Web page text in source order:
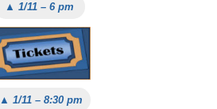
▲ 1/11 – 6 pm
▲ 1/11 – 8:30 pm